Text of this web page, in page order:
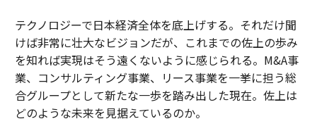
テクノロジーで日本経済全体を底上げする。それだけ聞
けば非常に壮大なビジョンだが、これまでの佐上の歩み
を知れば実現はそう遠くないように感じられる。M&A事
業、コンサルティング事業、リース事業を一挙に担う総
合グループとして新たな一歩を踏み出した現在。佐上は
どのような未来を見据えているのか。